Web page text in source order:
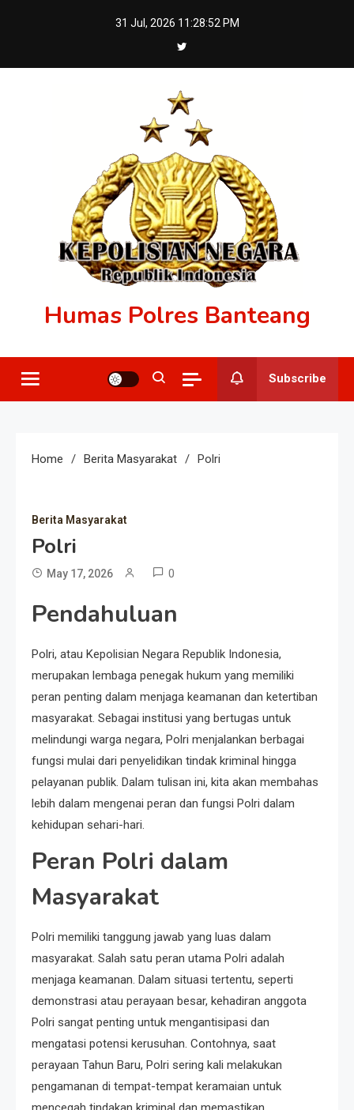
31 Jul, 2026 11:28:52 PM
Humas Polres Banteang
Subscribe
Home Berita Masyarakat Polri
Berita Masyarakat
Polri
May 17, 2026 0
Pendahuluan
Polri, atau Kepolisian Negara Republik Indonesia,
merupakan lembaga penegak hukum yang memiliki
peran penting dalam menjaga keamanan dan ketertiban
masyarakat. Sebagai institusi yang bertugas untuk
melindungi warga negara, Polri menjalankan berbagai
fungsi mulai dari penyelidikan tindak kriminal hingga
pelayanan publik. Dalam tulisan ini, kita akan membahas
lebih dalam mengenai peran dan fungsi Polri dalam
kehidupan sehari-hari.
Peran Polri dalam
Masyarakat
Polri memiliki tanggung jawab yang luas dalam
masyarakat. Salah satu peran utama Polri adalah
menjaga keamanan. Dalam situasi tertentu, seperti
demonstrasi atau perayaan besar, kehadiran anggota
Polri sangat penting untuk mengantisipasi dan
mengatasi potensi kerusuhan. Contohnya, saat
perayaan Tahun Baru, Polri sering kali melakukan
pengamanan di tempat-tempat keramaian untuk